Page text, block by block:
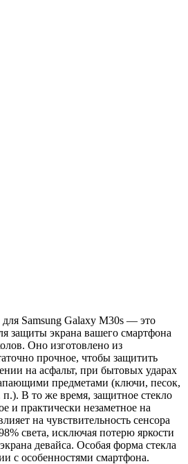
Samsung Galaxy M30s — это
защиты экрана вашего смартфона
Оно изготовлено из
прочное, чтобы защитить
на асфальт, при бытовых ударах
предметами (ключи, песок,
п.). В то же время, защитное стекло
и практически незаметное на
на чувствительность сенсора
света, исключая потерю яркости
девайса. Особая форма стекла
с особенностями смартфона.